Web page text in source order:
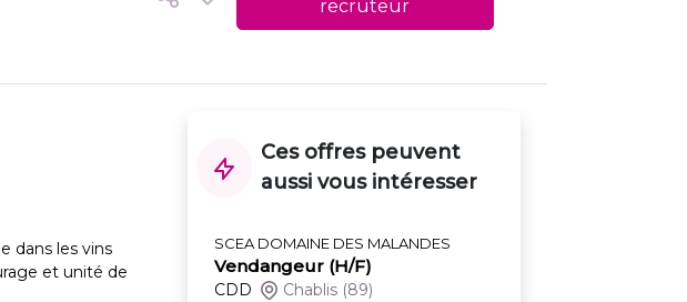
recruteur
dans les vins
et unité de
Ces offres peuvent
aussi vous intéresser
SCEA DOMAINE DES MALANDES
Vendangeur (H/F)
CDD Chablis (89)